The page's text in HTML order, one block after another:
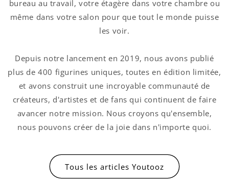
bureau au travail, votre étagère dans votre chambre ou
même dans votre salon pour que tout le monde puisse
les voir.
Depuis notre lancement en 2019, nous avons publié
plus de 400 figurines uniques, toutes en édition limitée,
et avons construit une incroyable communauté de
créateurs, d'artistes et de fans qui continuent de faire
avancer notre mission. Nous croyons qu'ensemble,
nous pouvons créer de la joie dans n'importe quoi.
Tous les articles Youtooz